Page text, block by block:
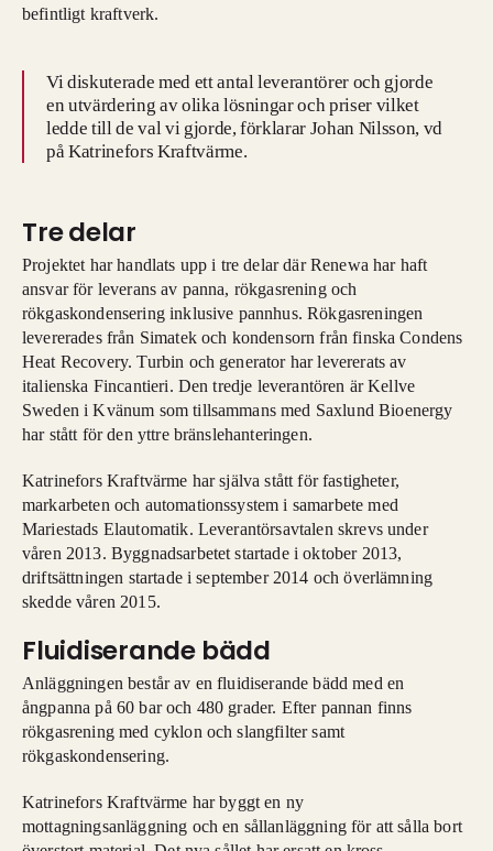
befintligt kraftverk.
Vi diskuterade med ett antal leverantörer och gjorde
en utvärdering av olika lösningar och priser vilket
ledde till de val vi gjorde, förklarar Johan Nilsson, vd
på Katrinefors Kraftvärme.
Tre delar
Projektet har handlats upp i tre delar där Renewa har haft
ansvar för leverans av panna, rökgasrening och
rökgaskondensering inklusive pannhus. Rökgasreningen
levererades från Simatek och kondensorn från finska Condens
Heat Recovery. Turbin och generator har levererats av
italienska Fincantieri. Den tredje leverantören är Kellve
Sweden i Kvänum som tillsammans med Saxlund Bioenergy
har stått för den yttre bränslehanteringen.
Katrinefors Kraftvärme har själva stått för fastigheter,
markarbeten och automationssystem i samarbete med
Mariestads Elautomatik. Leverantörsavtalen skrevs under
våren 2013. Byggnadsarbetet startade i oktober 2013,
driftsättningen startade i september 2014 och överlämning
skedde våren 2015.
Fluidiserande bädd
Anläggningen består av en fluidiserande bädd med en
ångpanna på 60 bar och 480 grader. Efter pannan finns
rökgasrening med cyklon och slangfilter samt
rökgaskondensering.
Katrinefors Kraftvärme har byggt en ny
mottagningsanläggning och en sållanläggning för att sålla bort